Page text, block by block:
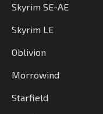
Skyrim SE-AE
Skyrim LE
Oblivion
Morrowind
Starfield